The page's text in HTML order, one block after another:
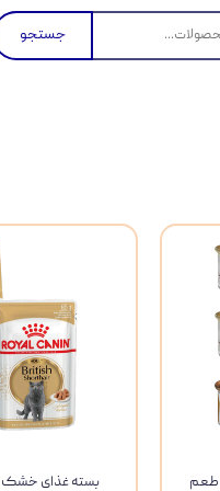
جستجو
طعم
بسته غذای خشک و